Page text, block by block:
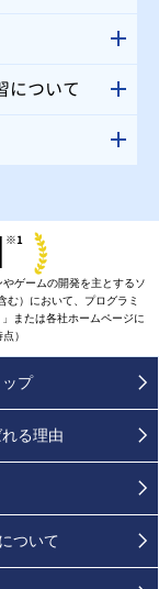
について
※1
ゲームの開発を主とするソ
む）において、プログラミ
または各社ホームページに
）
プ
る理由
ついて